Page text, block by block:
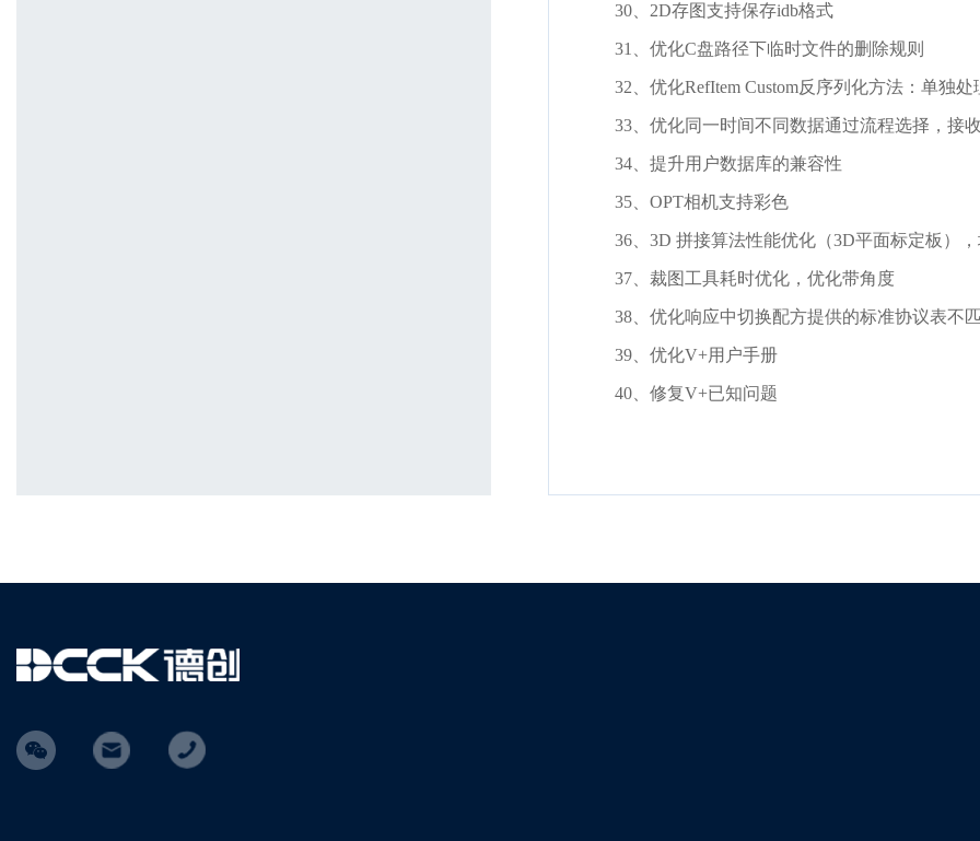
30、2D存图支持保存idb格式
31、优化C盘路径下临时文件的删除规则
32、优化RefItem Custom反序列化方法：单独
33、优化同一时间不同数据通过流程选择，接
34、提升用户数据库的兼容性
35、OPT相机支持彩色
36、3D 拼接算法性能优化（3D平面标定板）
37、裁图工具耗时优化，优化带角度
38、优化响应中切换配方提供的标准协议表不
39、优化V+用户手册
40、修复V+已知问题